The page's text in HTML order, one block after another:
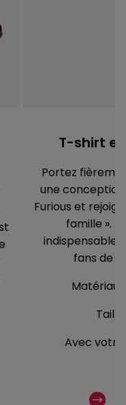
T-shirt
Portez
une conception
Furious et
famille ».
indispensable
fans de
Matériau
Avec votre